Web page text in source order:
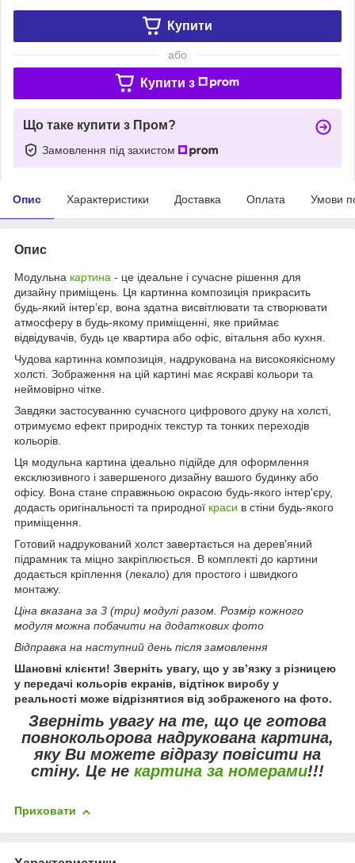
Купити
або
Купити з
Що таке купити з Пром?
Замовлення під захистом
Опис Характеристики Доставка Оплата Умови
Опис
Модульна картина - це ідеальне і сучасне рішення для
дизайну приміщень. Ця картинна композиція прикрасить
будь-який інтер’єр, вона здатна висвітлювати та створювати
атмосферу в будь-якому приміщенні, яке приймає
відвідувачів, будь це квартира або офіс, вітальня або кухня.
Чудова картинна композиція, надрукована на високоякісному
холсті. Зображення на цій картині має яскраві кольори та
неймовірно чітке.
Завдяки застосуванню сучасного цифрового друку на холсті,
отримуємо ефект природніх текстур та тонких переходів
кольорів.
Ця модульна картина ідеально підійде для оформлення
ексклюзивного і завершеного дизайну вашого будинку або
офісу. Вона стане справжньою окрасою будь-якого інтер'єру,
додасть оригінальності та природної краси в стіни будь-якого
приміщення.
Готовий надрукований холст завертається на дерев'яний
підрамник та міцно закріплюється. В комплекті до картини
додається кріплення (лекало) для простого і швидкого
монтажу.
Ціна вказана за 3 (три) модулі разом. Розмір кожного
модуля можна побачити на додаткових фото
Відправка на наступний день після замовлення
Шановні клієнти! Зверніть увагу, що у зв’язку з різницею
у передачі кольорів екранів, відтінок виробу у
реальності може відрізнятися від зображеного на фото.
Зверніть увагуна те, що це готова
повнокольорова надрукована картина,
яку Ви можете відразу повісити на
стіну. Це не картина за номерами!!!
Приховати